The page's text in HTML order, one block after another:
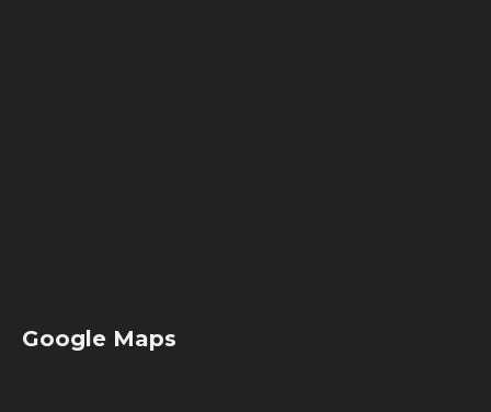
Google Maps